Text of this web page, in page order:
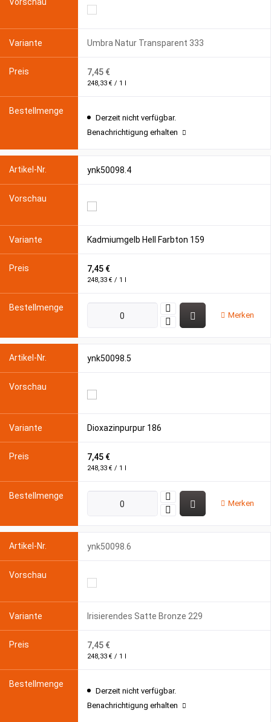
Umbra Natur Transparent 333
7,45 €
248,33 € / 1 l
Derzeit nicht verfügbar.
Benachrichtigung erhalten
ynk50098.4
Kadmiumgelb Hell Farbton 159
7,45 €
248,33 € / 1 l
Merken
ynk50098.5
Dioxazinpurpur 186
7,45 €
248,33 € / 1 l
Merken
ynk50098.6
Irisierendes Satte Bronze 229
7,45 €
248,33 € / 1 l
Derzeit nicht verfügbar.
Benachrichtigung erhalten